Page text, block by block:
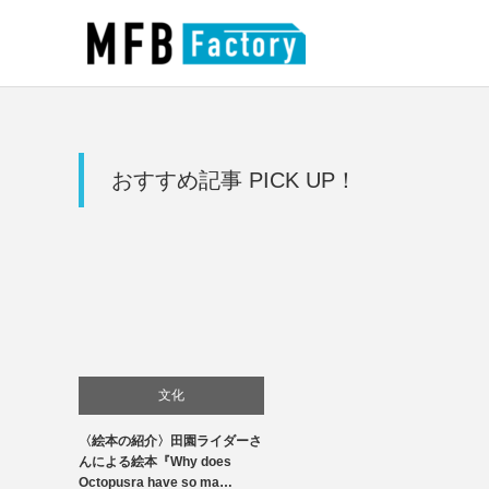
おすすめ記事 PICK UP！
文化
〈絵本の紹介〉田園ライダーさ
んによる絵本『Why does
Octopusra have so ma…